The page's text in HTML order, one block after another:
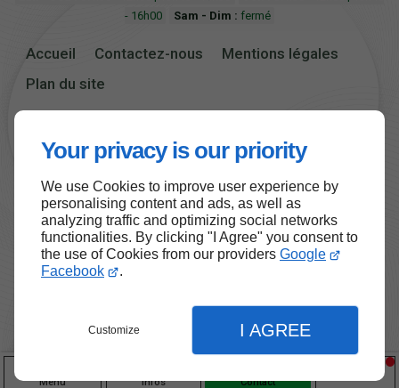
Your privacy is our priority
We use Cookies to improve user experience by
personalising content and ads, as well as
analyzing traffic and optimizing social networks
functionalities. By clicking "I Agree" you consent to
the use of Cookies from our providers Google
Facebook
.
Customize I AGREE
Menu Infos Contact
- 16h00
Sam - Dim : fermé
Accueil Contactez-nous
Mentions légales
Plan du site
Haut de page